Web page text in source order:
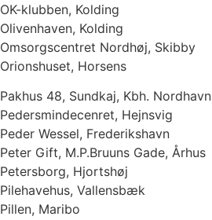
OK-klubben, Kolding
Olivenhaven, Kolding
Omsorgscentret Nordhøj, Skibby
Orionshuset, Horsens
Pakhus 48, Sundkaj, Kbh. Nordhavn
Pedersmindecenret, Hejnsvig
Peder Wessel, Frederikshavn
Peter Gift, M.P.Bruuns Gade, Århus
Petersborg, Hjortshøj
Pilehavehus, Vallensbæk
Pillen, Maribo